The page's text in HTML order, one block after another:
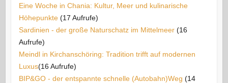
Eine Woche in Chania: Kultur, Meer und kulinarische
Höhepunkte (17 Aufrufe)
Sardinien - der große Naturschatz im Mittelmeer (16
Aufrufe)
Meindl in Kirchanschöring: Tradition trifft auf modernen
Luxus​(16 Aufrufe)
BIP&GO - der entspannte schnelle (Autobahn)Weg (14